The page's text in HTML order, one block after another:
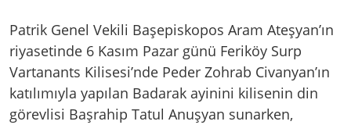
Patrik Genel Vekili Başepiskopos Aram Ateşyan’ın
riyasetinde 6 Kasım Pazar günü Feriköy Surp
Vartanants Kilisesi’nde Peder Zohrab Civanyan’ın
katılımıyla yapılan Badarak ayinini kilisenin din
görevlisi Başrahip Tatul Anuşyan sunarken,